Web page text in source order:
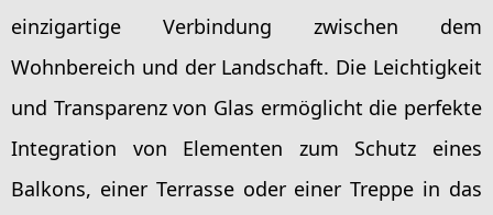
einzigartige Verbindung zwischen dem
Wohnbereich und der Landschaft. Die Leichtigkeit
und Transparenz von Glas ermöglicht die perfekte
Integration von Elementen zum Schutz eines
Balkons, einer Terrasse oder einer Treppe in das